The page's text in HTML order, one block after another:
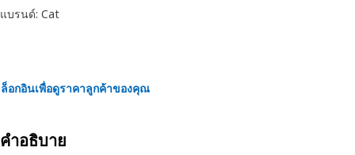
แบรนด์: Cat
ล็อกอินเพื่อดูราคาลูกค้าของคุณ
คำอธิบาย